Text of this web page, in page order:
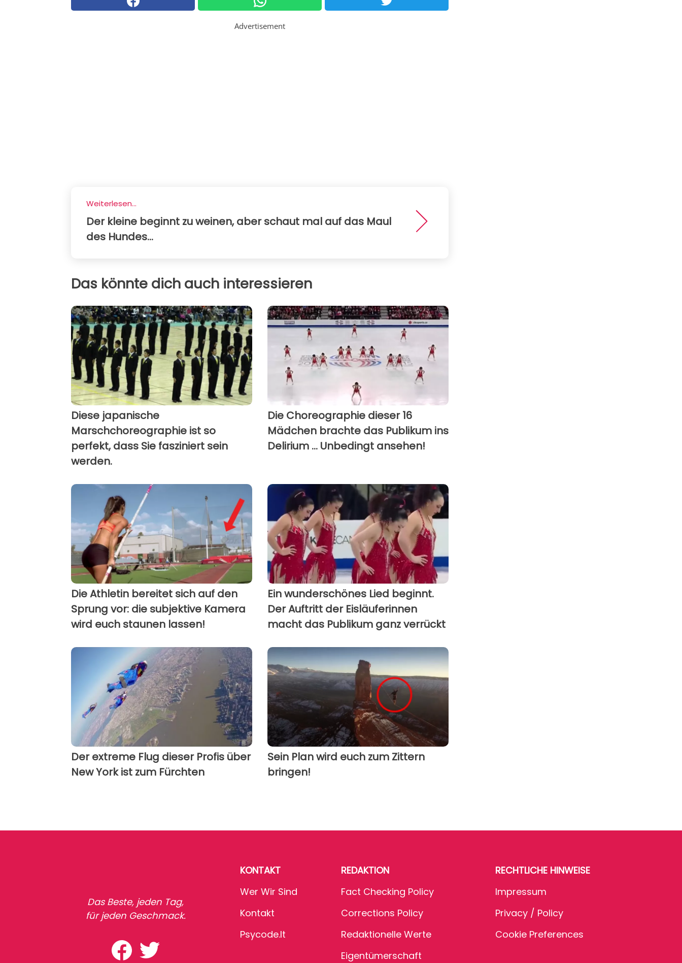
Advertisement
Weiterlesen...
Der kleine beginnt zu weinen, aber schaut mal auf das Maul
des Hundes...
Das könnte dich auch interessieren
Diese japanische
Marschchoreographie ist so
perfekt, dass Sie fasziniert sein
werden.
Die Choreographie dieser 16
Mädchen brachte das Publikum ins
Delirium ... Unbedingt ansehen!
Die Athletin bereitet sich auf den
Sprung vor: die subjektive Kamera
wird euch staunen lassen!
Ein wunderschönes Lied beginnt.
Der Auftritt der Eisläuferinnen
macht das Publikum ganz verrückt
Der extreme Flug dieser Profis über
New York ist zum Fürchten
Sein Plan wird euch zum Zittern
bringen!
Das Beste, jeden Tag,
für jeden Geschmack.
KONTAKT
Wer Wir Sind
Kontakt
Psycode.it
REDAKTION
Fact Checking Policy
Corrections Policy
Redaktionelle Werte
Eigentümerschaft
RECHTLICHE HINWEISE
Impressum
Privacy / Policy
Cookie Preferences